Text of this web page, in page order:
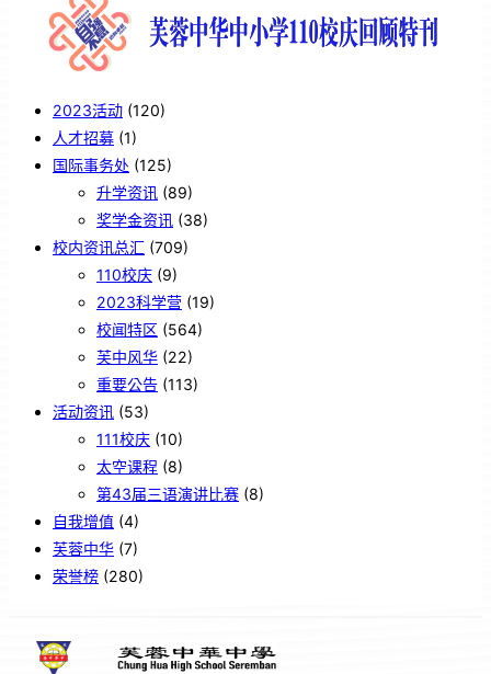
2023活动 (120)
人才招募 (1)
国际事务处 (125)
升学资讯 (89)
奖学金资讯 (38)
校内资讯总汇 (709)
110校庆 (9)
2023科学营 (19)
校闻特区 (564)
芙中风华 (22)
重要公告 (113)
活动资讯 (53)
111校庆 (10)
太空课程 (8)
第43届三语演讲比赛 (8)
自我增值 (4)
芙蓉中华 (7)
荣誉榜 (280)